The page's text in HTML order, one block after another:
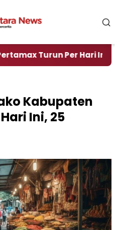
Per Hari Ini, Segini
Kabupaten
Ini, 25